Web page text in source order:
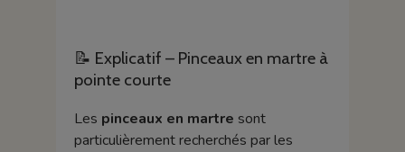
📝 Explicatif – Pinceaux en martre à
pointe courte
Les pinceaux en martre sont
particulièrement recherchés par les